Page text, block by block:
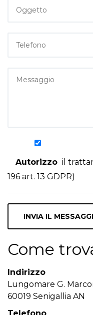
Autorizzo il
196 art. 13 GDPR)
Come
Indirizzo
Lungomare G.
60019 Senigallia AN